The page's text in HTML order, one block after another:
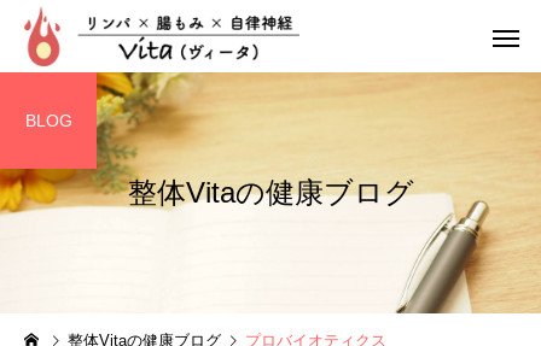
整体Vitaの健康ブログ
BLOG
整体Vitaの健康ブログ プロバイオティクス